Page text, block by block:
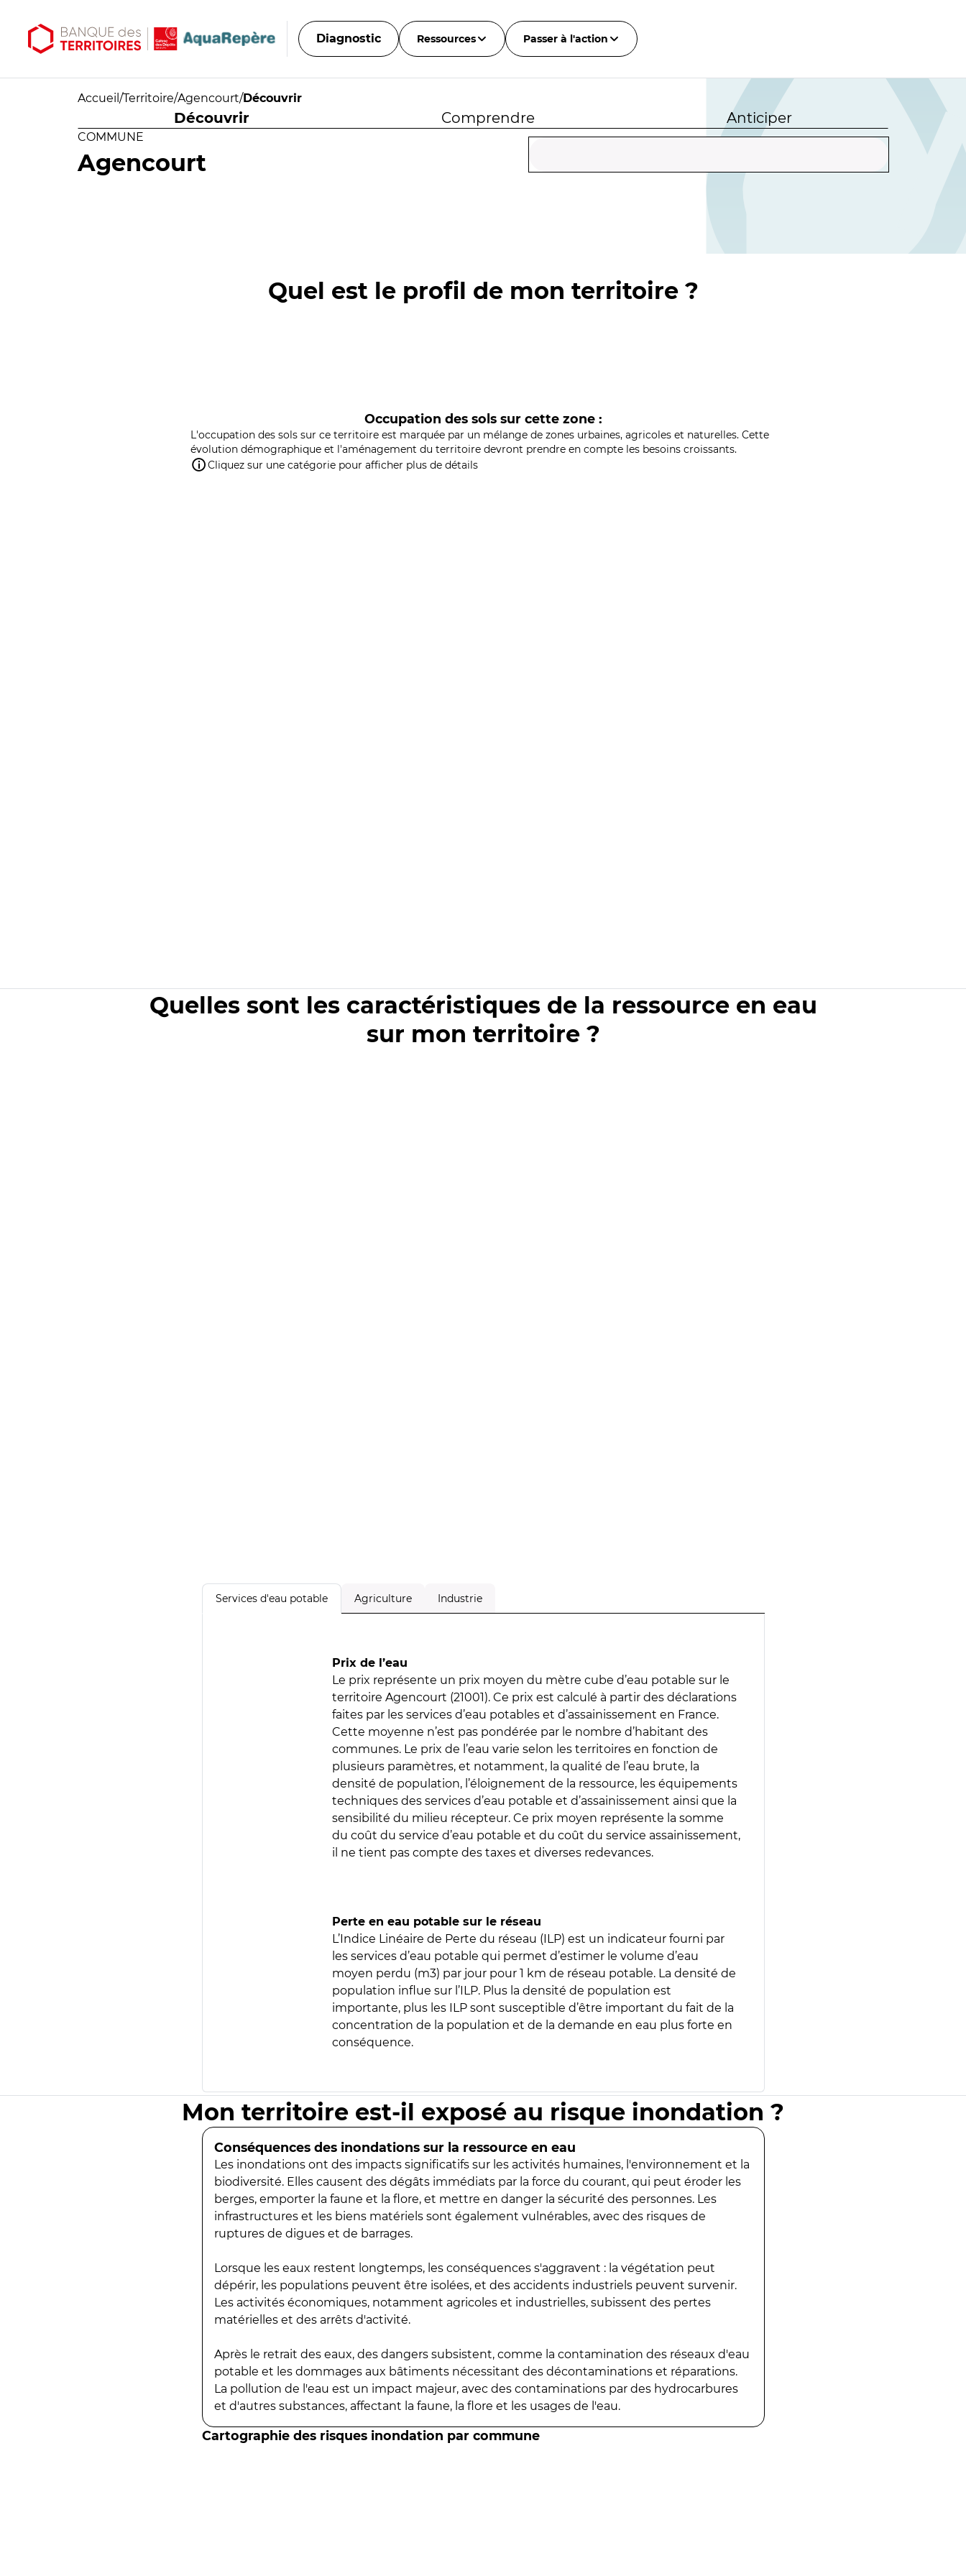
Diagnostic Ressources Passer à l'action
Accueil /Territoire/Agencourt/Découvrir
Découvrir Comprendre Anticiper
COMMUNE
Agencourt
Quel est le profil de mon territoire ?
Occupation des sols sur cette zone :
L'occupation des sols sur ce territoire est marquée par un mélange de zones urbaines, agricoles et naturelles. Cette
évolution démographique et l'aménagement du territoire devront prendre en compte les besoins croissants.
Cliquez sur une catégorie pour afficher plus de détails
Quelles sont les caractéristiques de la ressource en eau
sur mon territoire ?
Services d'eau potable Agriculture Industrie
Prix de l’eau
Le prix représente un prix moyen du mètre cube d’eau potable sur le
territoire Agencourt (21001). Ce prix est calculé à partir des déclarations
faites par les services d’eau potables et d’assainissement en France.
Cette moyenne n’est pas pondérée par le nombre d’habitant des
communes. Le prix de l’eau varie selon les territoires en fonction de
plusieurs paramètres, et notamment, la qualité de l’eau brute, la
densité de population, l’éloignement de la ressource, les équipements
techniques des services d’eau potable et d’assainissement ainsi que la
sensibilité du milieu récepteur. Ce prix moyen représente la somme
du coût du service d’eau potable et du coût du service assainissement,
il ne tient pas compte des taxes et diverses redevances.
Perte en eau potable sur le réseau
L’Indice Linéaire de Perte du réseau (ILP) est un indicateur fourni par
les services d’eau potable qui permet d’estimer le volume d’eau
moyen perdu (m3) par jour pour 1 km de réseau potable. La densité de
population influe sur l’ILP. Plus la densité de population est
importante, plus les ILP sont susceptible d’être important du fait de la
concentration de la population et de la demande en eau plus forte en
conséquence.
Mon territoire est-il exposé au risque inondation ?
Conséquences des inondations sur la ressource en eau
Les inondations ont des impacts significatifs sur les activités humaines, l'environnement et la
biodiversité. Elles causent des dégâts immédiats par la force du courant, qui peut éroder les
berges, emporter la faune et la flore, et mettre en danger la sécurité des personnes. Les
infrastructures et les biens matériels sont également vulnérables, avec des risques de
ruptures de digues et de barrages.
Lorsque les eaux restent longtemps, les conséquences s'aggravent : la végétation peut
dépérir, les populations peuvent être isolées, et des accidents industriels peuvent survenir.
Les activités économiques, notamment agricoles et industrielles, subissent des pertes
matérielles et des arrêts d'activité.
Après le retrait des eaux, des dangers subsistent, comme la contamination des réseaux d'eau
potable et les dommages aux bâtiments nécessitant des décontaminations et réparations.
La pollution de l'eau est un impact majeur, avec des contaminations par des hydrocarbures
et d'autres substances, affectant la faune, la flore et les usages de l'eau.
Cartographie des risques inondation par commune